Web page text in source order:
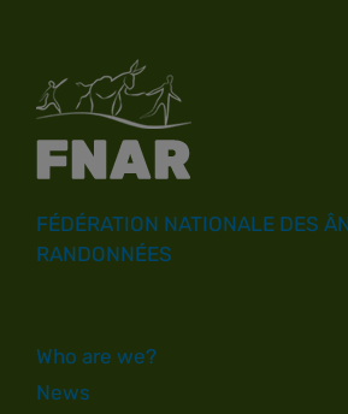
FÉDÉRATION NATIONALE DES
RANDONNÉES
Who are we?
News